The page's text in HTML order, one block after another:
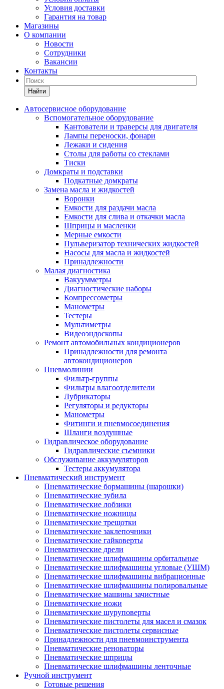
Условия доставки
Гарантия на товар
Магазины
О компании
Новости
Сотрудники
Вакансии
Контакты
Найти
Автосервисное оборудование
Вспомогательное оборудование
Кантователи и траверсы для двигателя
Лампы переноски, фонари
Лежаки и сидения
Столы для работы со стеклами
Тиски
Домкраты и подставки
Подкатные домкраты
Замена масла и жидкостей
Воронки
Емкости для раздачи масла
Емкости для слива и откачки масла
Шприцы и масленки
Мерные емкости
Пульверизатор технических жидкостей
Насосы для масла и жидкостей
Принадлежности
Малая диагностика
Вакуумметры
Диагностические наборы
Компрессометры
Манометры
Тестеры
Мультиметры
Видеоэндоскопы
Ремонт автомобильных кондиционеров
Принадлежности для ремонта
автокондиционеров
Пневмолинии
Фильтр-группы
Фильтры влагоотделители
Лубрикаторы
Регуляторы и редукторы
Манометры
Фитинги и пневмосоединения
Шланги воздушные
Гидравлическое оборудование
Гидравлические съемники
Обслуживание аккумуляторов
Тестеры аккумулятора
Пневматический инструмент
Пневматические бормашины (шарошки)
Пневматические зубила
Пневматические лобзики
Пневматические ножницы
Пневматические трещотки
Пневматические заклепочники
Пневматические гайковерты
Пневматические дрели
Пневматические шлифмашины орбитальные
Пневматические шлифмашины угловые (УШМ)
Пневматические шлифмашины вибрационные
Пневматические шлифмашины полировальные
Пневматические машины зачистные
Пневматические ножи
Пневматические шуруповерты
Пневматические пистолеты для масел и смазок
Пневматические пистолеты сервисные
Принадлежности для пневмоинструмента
Пневматические реноваторы
Пневматические шприцы
Пневматические шлифмашины ленточные
Ручной инструмент
Готовые решения